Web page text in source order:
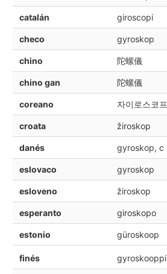
catalán giroscopi
checo gyroskop
chino 陀螺儀
chino gan 陀螺儀
coreano 자이로스코프
croata žiroskop
danés gyroskop, c
eslovaco gyroskop
esloveno žiroskop
esperanto giroskopo
estonio güroskoop
finés gyroskooppi